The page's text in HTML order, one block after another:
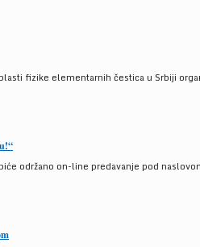
fizike elementarnih čestica u Srbiji
održano on-line predavanje pod